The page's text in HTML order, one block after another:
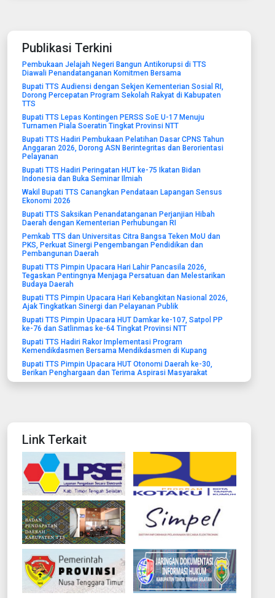
Publikasi Terkini
Pembukaan Jelajah Negeri Bangun Antikorupsi di TTS
Diawali Penandatanganan Komitmen Bersama
Bupati TTS Audiensi dengan Sekjen Kementerian Sosial RI,
Dorong Percepatan Program Sekolah Rakyat di Kabupaten
TTS
Bupati TTS Lepas Kontingen PERSS SoE U-17 Menuju
Turnamen Piala Soeratin Tingkat Provinsi NTT
Bupati TTS Hadiri Pembukaan Pelatihan Dasar CPNS Tahun
Anggaran 2026, Dorong ASN Berintegritas dan Berorientasi
Pelayanan
Bupati TTS Hadiri Peringatan HUT ke-75 Ikatan Bidan
Indonesia dan Buka Seminar Ilmiah
Wakil Bupati TTS Canangkan Pendataan Lapangan Sensus
Ekonomi 2026
Bupati TTS Saksikan Penandatanganan Perjanjian Hibah
Daerah dengan Kementerian Perhubungan RI
Pemkab TTS dan Universitas Citra Bangsa Teken MoU dan
PKS, Perkuat Sinergi Pengembangan Pendidikan dan
Pembangunan Daerah
Bupati TTS Pimpin Upacara Hari Lahir Pancasila 2026,
Tegaskan Pentingnya Menjaga Persatuan dan Melestarikan
Budaya Daerah
Bupati TTS Pimpin Upacara Hari Kebangkitan Nasional 2026,
Ajak Tingkatkan Sinergi dan Pelayanan Publik
Bupati TTS Pimpin Upacara HUT Damkar ke-107, Satpol PP
ke-76 dan Satlinmas ke-64 Tingkat Provinsi NTT
Bupati TTS Hadiri Rakor Implementasi Program
Kemendikdasmen Bersama Mendikdasmen di Kupang
Bupati TTS Pimpin Upacara HUT Otonomi Daerah ke-30,
Berikan Penghargaan dan Terima Aspirasi Masyarakat
Link Terkait